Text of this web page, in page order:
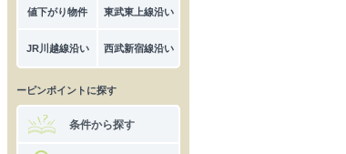
値下がり物件 東武東上線沿い
JR川越線沿い 西武新宿線沿い
ーピンポイントに探す
条件から探す